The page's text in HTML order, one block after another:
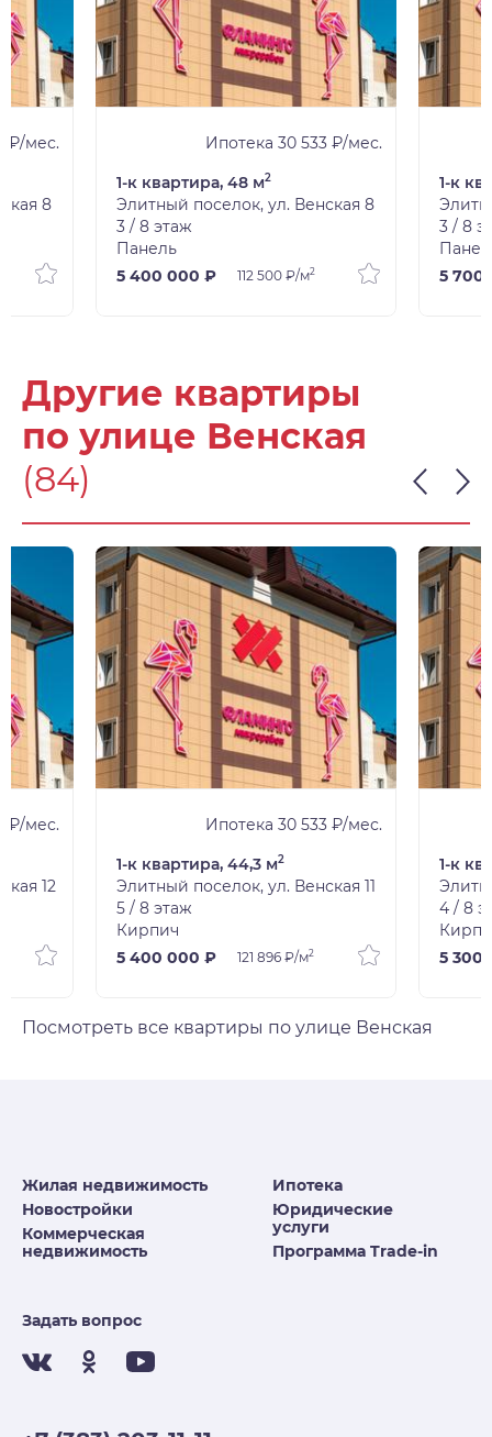
₽/мес.
8
Ипотека 30 533 ₽/мес.
1-к квартира, 48 м2
Элитный поселок, ул. Венская 8
3 / 8 этаж
Панель
5 400 000 ₽
112 500 ₽/м2
1-к
3 / 8
5 700
Другие квартиры
по улице Венская
(84)
₽/мес.
12
Ипотека 30 533 ₽/мес.
1-к квартира, 44,3 м2
Элитный поселок, ул. Венская 11
5 / 8 этаж
Кирпич
5 400 000 ₽
121 896 ₽/м2
1-к
4 / 8
5 300
Посмотреть все квартиры по улице Венская
Жилая недвижимость
Новостройки
Коммерческая
недвижимость
Ипотека
Юридические
услуги
Программа Trade-in
Задать вопрос